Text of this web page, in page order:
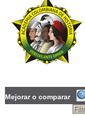
Mejorar o comparar